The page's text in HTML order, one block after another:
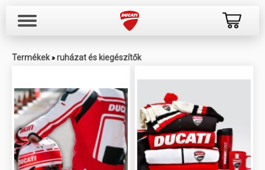
Termékek » ruházat és kiegészítők